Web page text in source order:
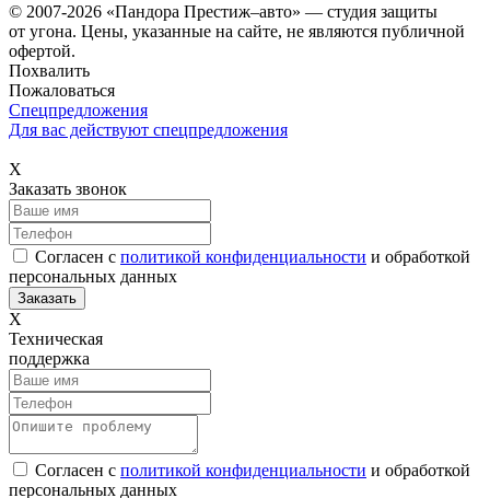
© 2007-2026 «Пандора Престиж–авто» — студия защиты
от угона. Цены, указанные на сайте, не являются публичной
офертой.
Похвалить
Пожаловаться
Спецпредложения
Для вас действуют спецпредложения
Х
Заказать звонок
Согласен с политикой конфиденциальности и обработкой
персональных данных
Х
Техническая
поддержка
Согласен с политикой конфиденциальности и обработкой
персональных данных